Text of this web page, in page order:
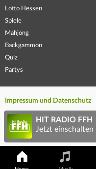
Lotto Hessen
Spiele
Mahjong
Backgammon
Quiz
Partys
Impressum und Datenschutz
HIT RADIO FFH
Jetzt einschalten